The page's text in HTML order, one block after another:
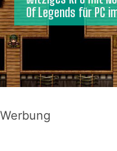
Of Legends für PC
Werbung